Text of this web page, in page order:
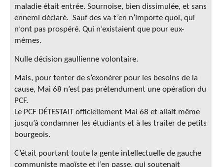
maladie était entrée. Sournoise, bien dissimulée, et sans
ennemi déclaré. Sauf des va-t’en n’importe quoi, qui
n’ont pas prospéré. Qui n’existaient que pour eux-
mêmes.
Nulle décision gaullienne volontaire.
Mais, pour tenter de s’exonérer pour les besoins de la
cause, Mai 68 n’est pas prétendument une opération du
PCF.
Le PCF DÉTESTAIT officiellement Mai 68 et allait même
jusqu’à condamner les étudiants et à les traiter de petits
bourgeois.
C’était pourtant toute la gente intellectuelle de gauche
communiste maoïste et j’en passe, qui soutenait